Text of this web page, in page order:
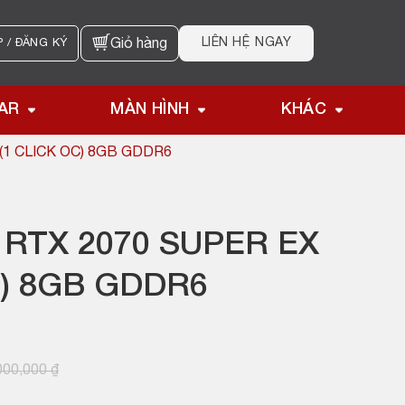
/ ĐĂNG KÝ Giỏ hàng LIÊN HỆ NGAY
MÀN HÌNH KHÁC
CLICK OC) 8GB GDDR6
2070 SUPER EX
8GB GDDR6
₫